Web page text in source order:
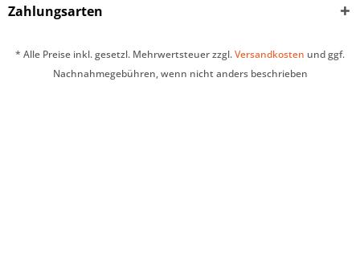
Zahlungsarten
* Alle Preise inkl. gesetzl. Mehrwertsteuer zzgl.Versandkosten und ggf.
Nachnahmegebühren, wenn nicht anders beschrieben